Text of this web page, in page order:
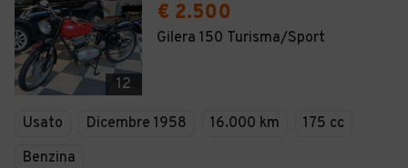
12
€ 2.500
Gilera 150 Turisma/Sport
Usato Dicembre 1958 16.000 km
175 cc
Benzina